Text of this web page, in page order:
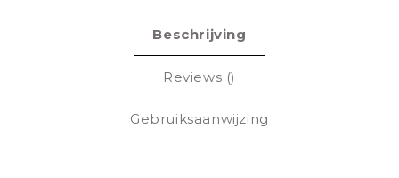
Beschrijving
Reviews ()
Gebruiksaanwijzing